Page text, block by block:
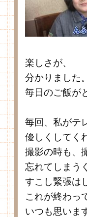
楽しさが、
分かりました
毎日のご飯が
毎回、私がテ
優しくしてく
撮影の時も、
忘れてしまう
すこし緊張は
これが終わっ
いつも思いま